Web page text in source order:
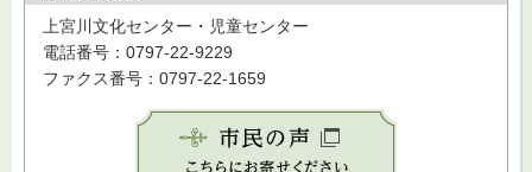
上宮川文化センター・児童センター
電話番号：0797-22-9229
ファクス番号：0797-22-1659